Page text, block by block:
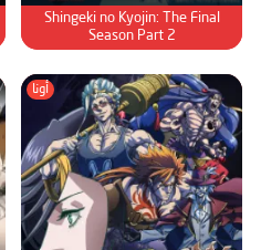
Shingeki no Kyojin: The Final
Season Part 2
أونا